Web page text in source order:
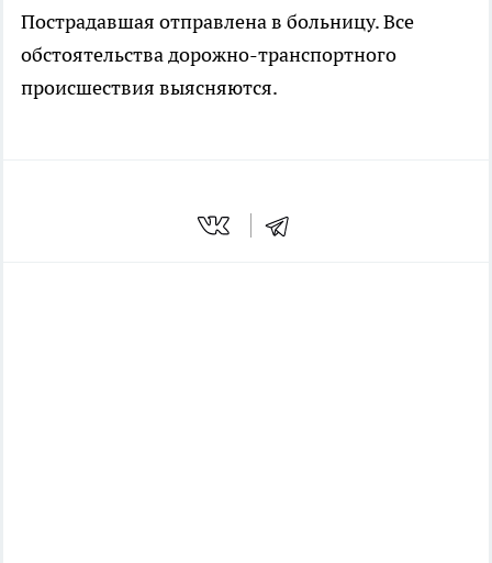
Пострадавшая отправлена в больницу. Все
обстоятельства дорожно-транспортного
происшествия выясняются.